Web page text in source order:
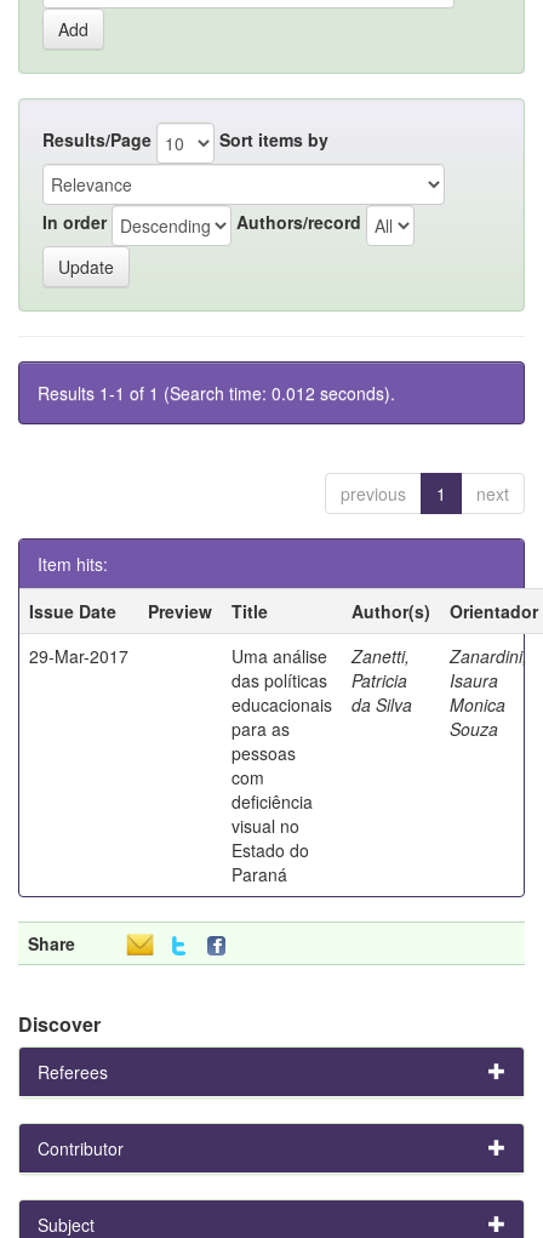
Results/Page Sort items by
In order Authors/record
Results 1-1 of 1 (Search time: 0.012 seconds).
previous 1 next
Item hits:
Issue Date
Preview Title Author(s)
Orientador
29-Mar-2017
Uma análise
das políticas
educacionais
para as
pessoas
com
deficiência
visual no
Estado do
Paraná
Zanetti,
Patricia
da Silva
Zanardini,
Isaura
Monica
Souza
Share
Discover
Referees
Contributor
Subject